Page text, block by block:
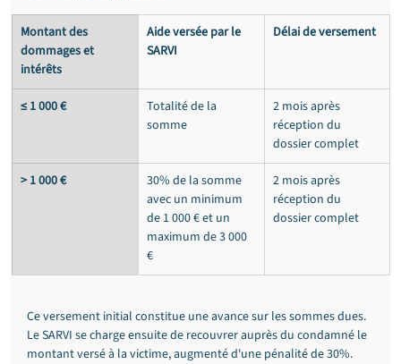
Montant des
dommages et
intérêts
Aide versée par le
SARVI
Délai de versement
≤ 1 000 €
Totalité de la
somme
2 mois après
réception du
dossier complet
> 1 000 €
30% de la somme
avec un minimum
de 1 000 € et un
maximum de 3 000
€
2 mois après
réception du
dossier complet
Ce versement initial constitue une avance sur les sommes dues.
Le SARVI se charge ensuite de recouvrer auprès du condamné le
montant versé à la victime, augmenté d'une pénalité de 30%.